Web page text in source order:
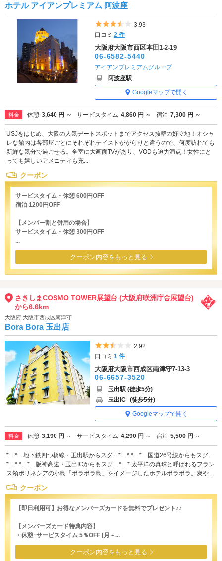
ホテル アイアンプレミアム 阿波座
5つ星のうち3.5
3.93
口コミ2 件
大阪府大阪市西区本田1-2-19
06-6582-5440
アイアンプレミアムグループ
阿波座駅
Googleマップで開く
料金 休憩 3,640 円 ～ サービスタイム 4,860 円 ～ 宿泊 7,300 円 ～
USJをはじめ、大阪の人気デートスポットまでアクセス抜群の好立地！オシャ
レな館内は各部屋ごとにそれぞれテイストががらりと違うので、何度訪れても
新鮮な気分で過ごせる。全室に大画面TVがあり、VODも迫力満点！女性にと
っても嬉しいアメニティも充...
クーポン
サービスタイム・休憩 600円OFF
宿泊 1200円OFF
【メンバー割と併用の場合】
サービスタイム・休憩 300円OFF
...
クーポン内容をもっと見る
さきしまCOSMO TOWER展望台 (大阪府咲洲庁舎展望台)
から6.6km
大阪府 大阪市西成区南津守
Bora Bora 玉出店
5つ星のうち2.5
2.92
口コミ1 件
大阪府大阪市西成区南津守7-13-3
06-6657-3520
玉出駅 (徒歩5分)
玉出IC (徒歩5分)
Googleマップで開く
料金 休憩 3,190 円 ～ サービスタイム 4,290 円 ～ 宿泊 5,500 円 ～
*…*…地下鉄四つ橋線・玉出駅からスグ…*…* *…*…国道26号線からもスグ…
*…* *…*…阪神高速・玉出ICからもスグ…*…* 太平洋の真珠と呼ばれるフラン
ス領ポリネシアの小島「ボラボラ島」をイメージしたホテルボラボラ。爽や...
クーポン
【即日利用可】お得なメンバーズカードを無料でプレゼント♪♪
【メンバーズカード特典内容】
・休憩･サービスタイム 5％OFF [月～...
クーポン内容をもっと見る